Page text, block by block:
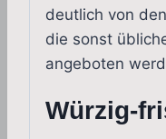
deutlich von
die sonst
angeboten
Würzig-